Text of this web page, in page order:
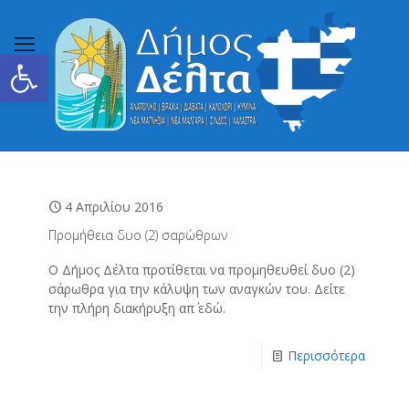
Ανοίξτε τη γραμμή εργαλείων
4 Απριλίου 2016
Προμήθεια δυο (2) σαρώθρων
Ο Δήμος Δέλτα προτίθεται να προμηθευθεί δυο (2)
σάρωθρα για την κάλυψη των αναγκών του. Δείτε
την πλήρη διακήρυξη απ΄ εδώ.
Περισσότερα